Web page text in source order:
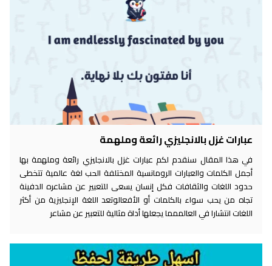
عبارات غزل بالانجليزي رائعة وملهمة
في هذا المقال سنقدم لكم عبارات غزل بالانجليزي رائعة وملهمة بها
أجمل الكلمات والعبارات الرومانسية المختلفة الحب لغة عالمية تتخطى
حدود اللغات والثقافات فكل إنسان يسعى للتعبير عن مشاعره الدفينة
تجاه من يحب سواء بالكلمات أو الأفعالوتعد اللغة الإنجليزية من أكثر
اللغات انتشارا في العالممما يجعلها أداة مثالية للتعبير عن مشاعر